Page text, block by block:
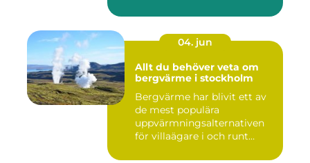
04. jun
Allt du behöver veta om
bergvärme i stockholm
Bergvärme har blivit ett av
de mest populära
uppvärmningsalternativen
för villaägare i och runt